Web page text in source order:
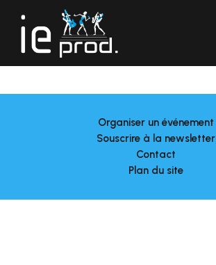
ORGANISER UN ÉVÉNEMENT
Organiser un événement
Souscrire à la newsletter
Contact
Plan du site